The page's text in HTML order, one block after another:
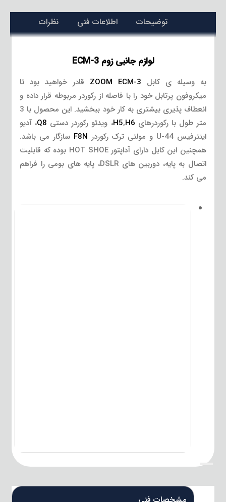
توضیحات اطلاعات فنی نظرات
لوازم جانبی زوم ECM-3
به وسیله ی کابل ZOOM ECM-3 قادر خواهید بود تا
میکروفون پرتابل خود را با فاصله از رکوردر مربوطه قرار داده و
انعطاف پذیری بیشتری به کار خود ببخشید. این محصول با 3
متر طول با رکوردرهای
H5,H6 ، ویدئو رکوردر دستی Q8، آدیو
اینترفیس U-44 و مولتی ترک رکوردر
F8N سازگار می باشد.
همچنین این کابل دارای آداپتور HOT SHOE بوده که قابلیت
اتصال به پایه، دوربین های DSLR، پایه های بومی را فراهم
می کند.
{title}